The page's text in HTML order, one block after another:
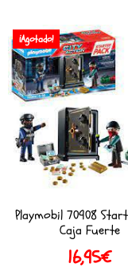
¡Agotado!
Playmobil 70908
Caja Fuerte
16,95€